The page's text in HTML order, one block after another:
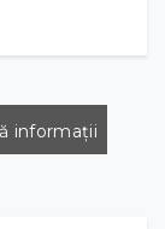
informații